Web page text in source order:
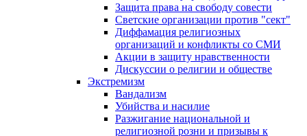
Защита права на свободу совести
Светские организации против "сект"
Диффамация религиозных
организаций и конфликты со СМИ
Акции в защиту нравственности
Дискуссии о религии и обществе
Экстремизм
Вандализм
Убийства и насилие
Разжигание национальной и
религиозной розни и призывы к